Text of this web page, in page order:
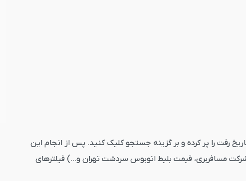
خود را وارد کنید. تاریخ رفت را پر کرده و بر گزینه جستجو کلیک کنید. پس از انجام این
مسافربری، قیمت بلیط اتوبوس سردشت تهران و...) فیلترهای